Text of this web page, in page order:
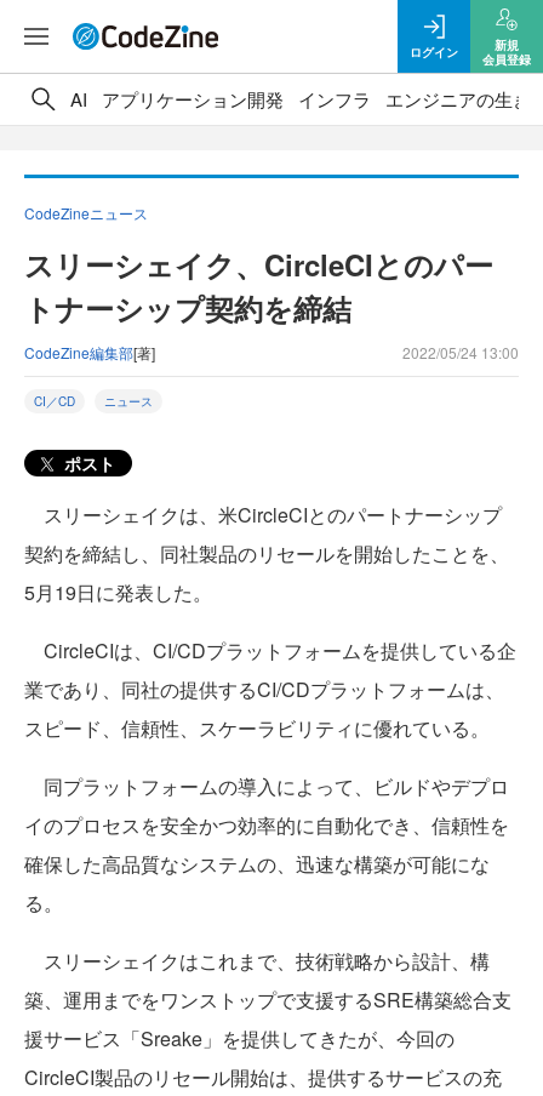
ログイン
新規
会員登録
AI アプリケーション開発 インフラ エンジニアの生き
CodeZineニュース
スリーシェイク、CircleCIとのパー
トナーシップ契約を締結
CodeZine編集部[著] 2022/05/24 13:00
CI／CD ニュース
ポスト
スリーシェイクは、米CircleCIとのパートナーシップ
契約を締結し、同社製品のリセールを開始したことを、
5月19日に発表した。
CircleCIは、CI/CDプラットフォームを提供している企
業であり、同社の提供するCI/CDプラットフォームは、
スピード、信頼性、スケーラビリティに優れている。
同プラットフォームの導入によって、ビルドやデプロ
イのプロセスを安全かつ効率的に自動化でき、信頼性を
確保した高品質なシステムの、迅速な構築が可能にな
る。
スリーシェイクはこれまで、技術戦略から設計、構
築、運用までをワンストップで支援するSRE構築総合支
援サービス「Sreake」を提供してきたが、今回の
CircleCI製品のリセール開始は、提供するサービスの充